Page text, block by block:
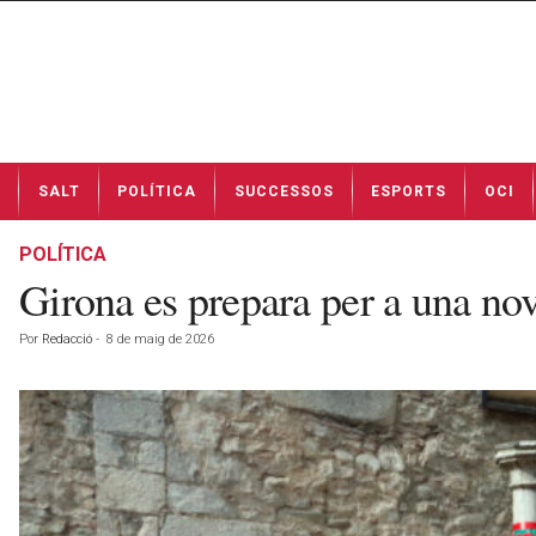
t
SALT POLÍTICA SUCCESSOS ESPORTS OCI
POLÍTICA
Girona es prepara per a una
Por Redacció - 8 de maig de 2026